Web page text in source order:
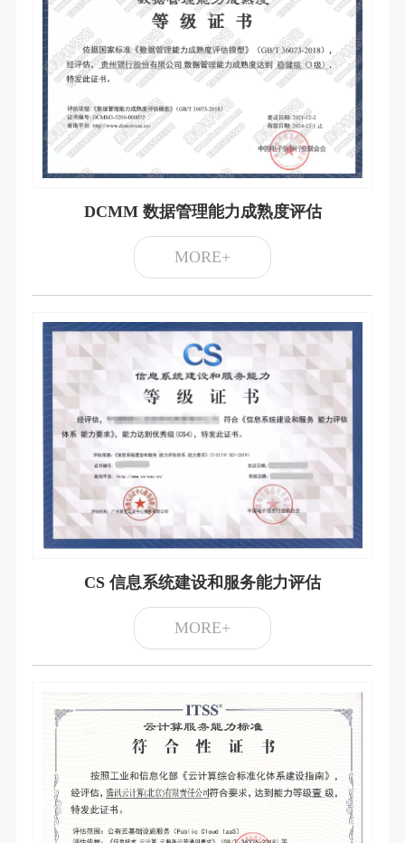
DCMM 数据管理能力成熟度评估
MORE+
CS 信息系统建设和服务能力评估
MORE+